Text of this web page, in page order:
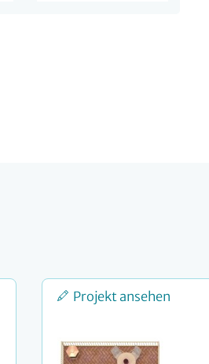
Projekt ansehen